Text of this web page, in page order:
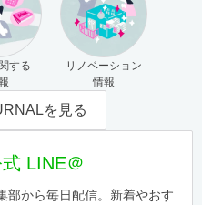
する
リノベーション
情報
を見る
LINE＠
部から毎日配信。新着やおす